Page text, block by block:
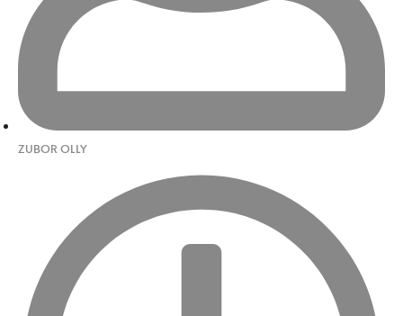
ZUBOR OLLY